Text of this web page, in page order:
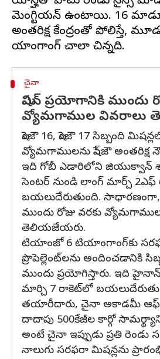
మెంగ్టియన్ ఉంటాయి. 16
అంతరిక్ష కేంద్రంతో పోలిస్తే,
చైనా
మిషన్ ప్రయోగానికి ముందు
వ్యోమగాముల వివరాలు
షెంజౌ 16, షెంజౌ 17 సిబ్బంది
వ్యోమగాములను షెన్‌జౌ అంతరిక్ష
ఇది గోబీ ఎడారిలోని జియుక్వాన్
సెంటర్ నుండి లాంగ్ మార్చ్
బయలుదేరుతుంది.
ముందు రోజు వరకు
తెలియజేయరు.
టియాంజో 6 టియాంగాంగ్‌కు
ప్రొపెల్లెంట్‌లను అందించడానికి
ముందు ప్రయోగిస్తారు. ఇది
మార్చి 7 రాకెట్‌లో
తయారీదారు, చైనా అకాడమీ ఆఫ్
దాదాపు 500కేజీల కార్గో
అంటే చైనా ఇప్పుడు ప్రతి రెండు
నాలుగు సరఫరా మిషన్లను